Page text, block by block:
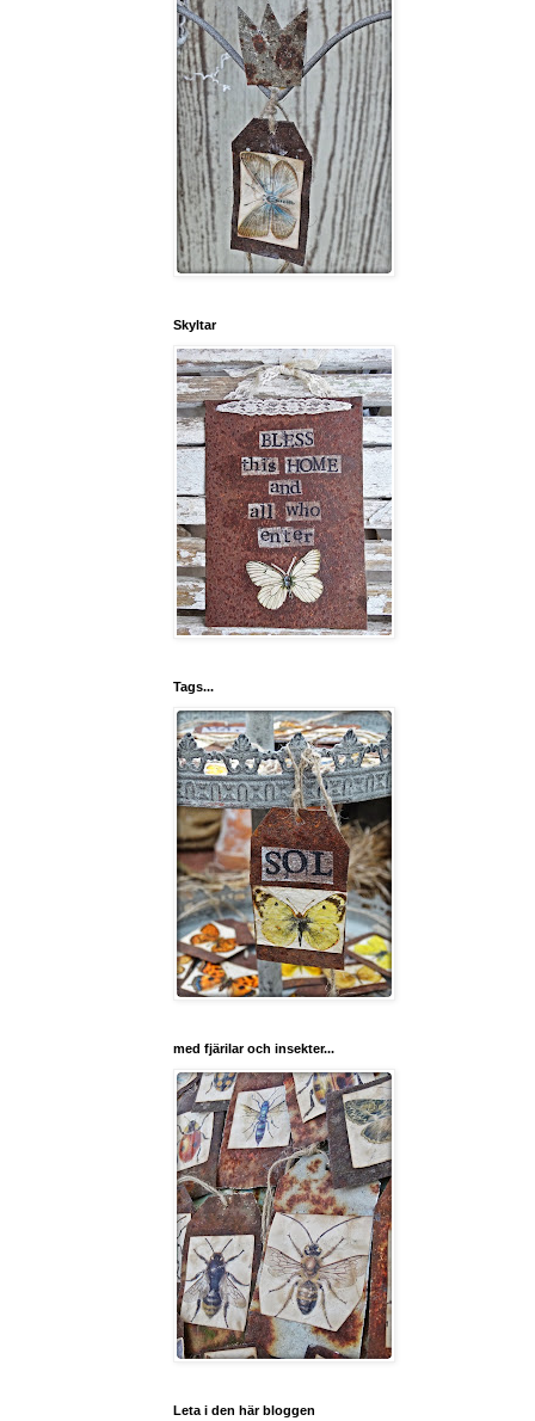
Skyltar
Tags...
med fjärilar och insekter...
Leta i den här bloggen